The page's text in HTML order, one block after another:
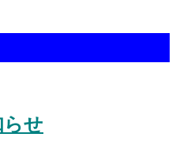
せ